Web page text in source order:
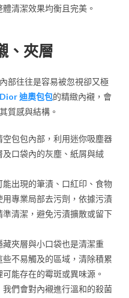
清潔效果均衡且完美。
、夾層
部往往是容易被忽視卻又極
Dior 迪奧包包的精緻內襯，會
質感與結構。
空包包內部，利用迷你吸塵器
口袋內的灰塵、紙屑與絨
能出現的筆漬、口紅印、食物
專業局部去污劑，依據污漬
清潔，避免污漬擴散或留下
藏夾層與小口袋也是清潔重
不易觸及的區域，清除積累
能存在的霉斑或異味源。
我們會對內襯進行溫和的殺菌